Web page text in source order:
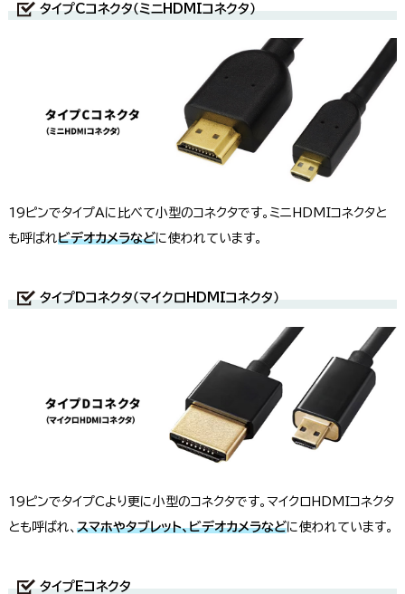
タイプCコネクタ（ミニHDMIコネクタ）
19ピンでタイプAに比べて小型のコネクタです。ミニHDMIコネクタと
も呼ばれビデオカメラなどに使われています。
タイプDコネクタ（マイクロHDMIコネクタ）
19ピンでタイプCより更に小型のコネクタです。マイクロHDMIコネクタ
とも呼ばれ、 スマホやタブレット、ビデオカメラなどに使われています。
タイプEコネクタ